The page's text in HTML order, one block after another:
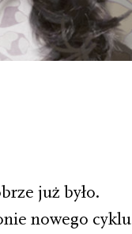
już było.
nowego cyklu